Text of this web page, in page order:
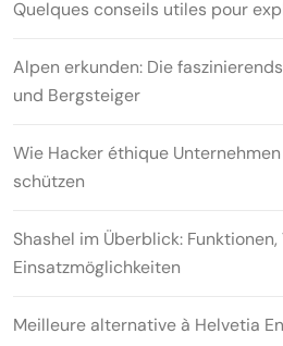
Quelques conseils utiles pour
Alpen erkunden: Die
und Bergsteiger
Wie Hacker éthique
schützen
Shashel im Überblick:
Einsatzmöglichkeiten
Meilleure alternative à Helvetia